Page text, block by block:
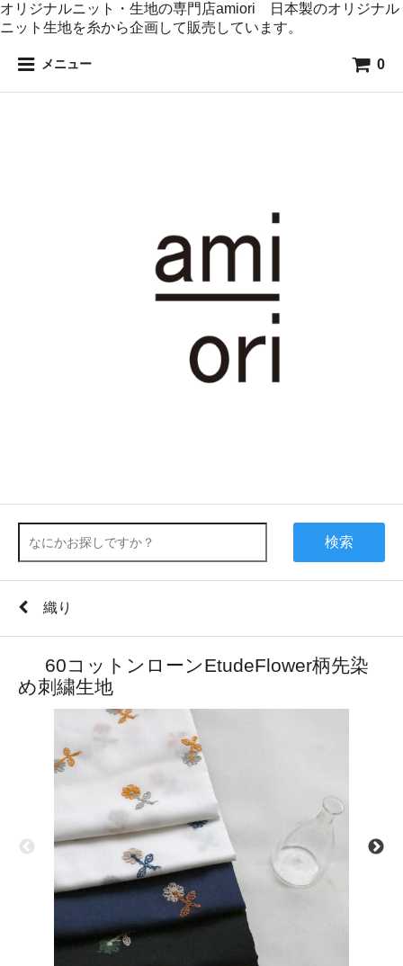
オリジナルニット・生地の専門店amiori 日本製のオリジナル
ニット生地を糸から企画して販売しています。
メニュー 0
検索
織り
60コットンローンEtudeFlower柄先染
め刺繍生地